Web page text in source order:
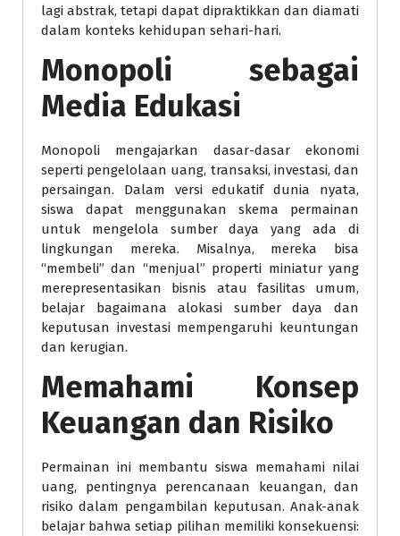
lagi abstrak, tetapi dapat dipraktikkan dan diamati
dalam konteks kehidupan sehari-hari.
Monopoli sebagai
Media Edukasi
Monopoli mengajarkan dasar-dasar ekonomi
seperti pengelolaan uang, transaksi, investasi, dan
persaingan. Dalam versi edukatif dunia nyata,
siswa dapat menggunakan skema permainan
untuk mengelola sumber daya yang ada di
lingkungan mereka. Misalnya, mereka bisa
“membeli” dan “menjual” properti miniatur yang
merepresentasikan bisnis atau fasilitas umum,
belajar bagaimana alokasi sumber daya dan
keputusan investasi mempengaruhi keuntungan
dan kerugian.
Memahami Konsep
Keuangan dan Risiko
Permainan ini membantu siswa memahami nilai
uang, pentingnya perencanaan keuangan, dan
risiko dalam pengambilan keputusan. Anak-anak
belajar bahwa setiap pilihan memiliki konsekuensi: